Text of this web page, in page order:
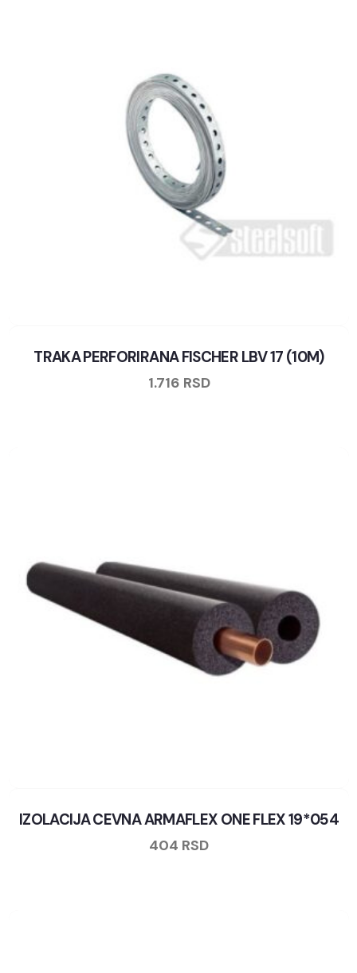
TRAKA PERFORIRANA FISCHER LBV 17 (10M)
1.716 RSD
IZOLACIJA CEVNA ARMAFLEX ONE FLEX 19*054
404 RSD